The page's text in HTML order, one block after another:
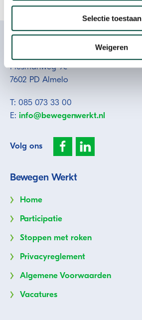
Selectie toestaan
Weigeren
Participatie als resultaat
Plesmanweg 9c
7602 PD Almelo
T: 085 073 33 00
E: info@bewegenwerkt.nl
Volg ons
Bewegen Werkt
Home
Participatie
Stoppen met roken
Privacyreglement
Algemene Voorwaarden
Vacatures